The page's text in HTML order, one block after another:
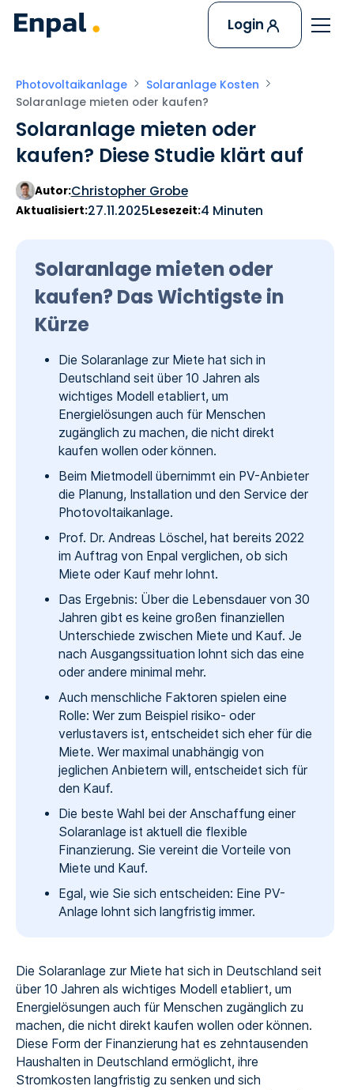
Login
Photovoltaikanlage
Solaranlage Kosten
Solaranlage mieten oder kaufen?
Solaranlage mieten oder
kaufen? Diese Studie klärt auf
Autor:Christopher Grobe
Aktualisiert:27.11.2025Lesezeit:4 Minuten
Solaranlage mieten oder
kaufen? Das Wichtigste in
Kürze
Die Solaranlage zur Miete hat sich in
Deutschland seit über 10 Jahren als
wichtiges Modell etabliert, um
Energielösungen auch für Menschen
zugänglich zu machen, die nicht direkt
kaufen wollen oder können.
Beim Mietmodell übernimmt ein PV-Anbieter
die Planung, Installation und den Service der
Photovoltaikanlage.
Prof. Dr. Andreas Löschel, hat bereits 2022
im Auftrag von Enpal verglichen, ob sich
Miete oder Kauf mehr lohnt.
Das Ergebnis: Über die Lebensdauer von 30
Jahren gibt es keine großen finanziellen
Unterschiede zwischen Miete und Kauf. Je
nach Ausgangssituation lohnt sich das eine
oder andere minimal mehr.
Auch menschliche Faktoren spielen eine
Rolle: Wer zum Beispiel risiko- oder
verlustavers ist, entscheidet sich eher für die
Miete. Wer maximal unabhängig von
jeglichen Anbietern will, entscheidet sich für
den Kauf.
Die beste Wahl bei der Anschaffung einer
Solaranlage ist aktuell die flexible
Finanzierung. Sie vereint die Vorteile von
Miete und Kauf.
Egal, wie Sie sich entscheiden: Eine PV-
Anlage lohnt sich langfristig immer.
Die Solaranlage zur Miete hat sich in Deutschland seit
über 10 Jahren als wichtiges Modell etabliert, um
Energielösungen auch für Menschen zugänglich zu
machen, die nicht direkt kaufen wollen oder können.
Diese Form der Finanzierung hat es zehntausenden
Haushalten in Deutschland ermöglicht, ihre
Stromkosten langfristig zu senken und sich